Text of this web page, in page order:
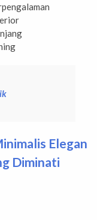
Elegan
Diminati